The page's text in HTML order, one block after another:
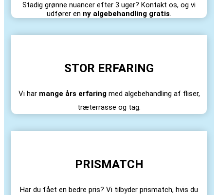
Stadig grønne nuancer efter 3 uger? Kontakt os, og vi
udfører en ny algebehandling gratis.
STOR ERFARING
Vi har mange års erfaringmed algebehandling af fliser,
træterrasse og tag.
PRISMATCH
Har du fået en bedre pris? Vi tilbyder prismatch, hvis du